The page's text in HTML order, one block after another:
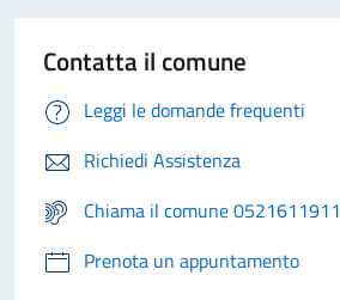
Contatta il comune
Leggi le domande frequenti
Richiedi Assistenza
Chiama il comune 0521611911
Prenota un appuntamento